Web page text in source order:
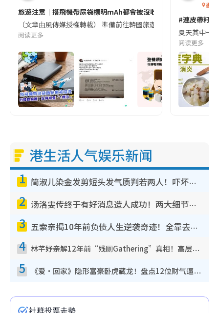
旅遊注意｜搭飛機帶尿袋標明mAh都會被沒收😱出發前切記檢查
（文章由風傳媒授權轉載） 準備前往韓國旅遊的民眾，近期要
阅读更多
香港
#連皮帶籽
夏天其中一
阅读更多
港生活人气娱乐新闻
1 简淑儿染金发剪短头发气质判若两人！吓坏老公麦大力都认不出：“你做什么？”
2 汤洛雯传终于有好消息造人成功！两大细节曝孕味极浓引猜测：大肚婆先会咁！
3 五索亲揭10年前负债人生逆袭奇迹！全靠去一地方转运后即遇上马先生
4 林芊妤亲解12年前“残厕Gathering”真相！高层解约一句话重创尊严，至今拒返TVB
5 《爱·回家》隐形富豪卧虎藏龙！盘点12位财气逼人的有钱艺人：这位美女3亿身家不愁做